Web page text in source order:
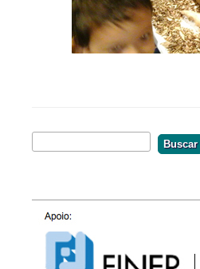
Formulário De Busca
Buscar